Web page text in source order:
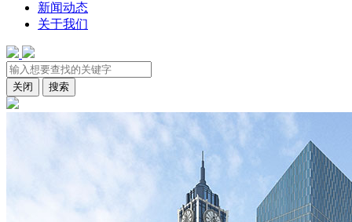
新闻动态
关于我们
关闭 搜索